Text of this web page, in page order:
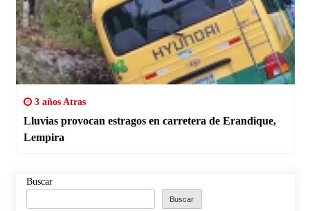
3 años Atras
Lluvias provocan estragos en carretera de Erandique,
Lempira
Buscar
Buscar